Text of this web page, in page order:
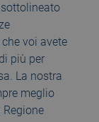
voi avete
più per
La nostra
meglio